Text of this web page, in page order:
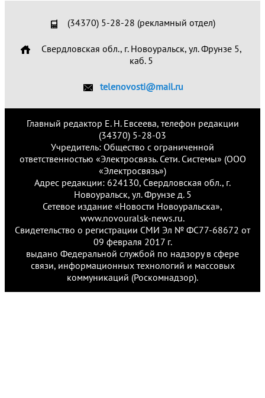
(34370) 5-28-28 (рекламный отдел)
Свердловская обл., г. Новоуральск, ул. Фрунзе 5,
каб. 5
telenovosti@mail.ru
Главный редактор Е. Н. Евсеева, телефон редакции
(34370) 5-28-03
Учредитель: Общество с ограниченной
ответственностью «Электросвязь. Сети. Системы» (ООО
«Электросвязь»)
Адрес редакции: 624130, Свердловская обл., г.
Новоуральск, ул. Фрунзе д. 5
Сетевое издание «Новости Новоуральска»,
www.novouralsk-news.ru.
Свидетельство о регистрации СМИ Эл № ФС77-68672 от
09 февраля 2017 г.
выдано Федеральной службой по надзору в сфере
связи, информационных технологий и массовых
коммуникаций (Роскомнадзор).